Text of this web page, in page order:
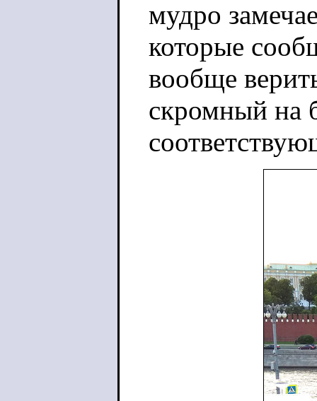
мудро
которые
вообще
скромный на